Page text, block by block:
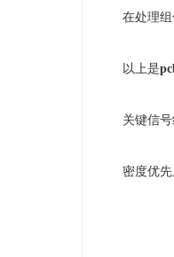
在处理
以上是
关键信
密度优